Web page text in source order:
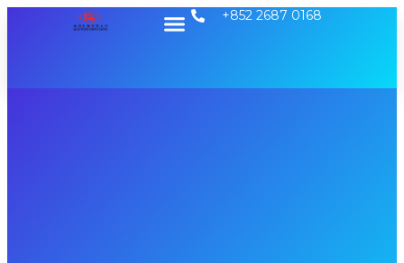
+852 2687 0168